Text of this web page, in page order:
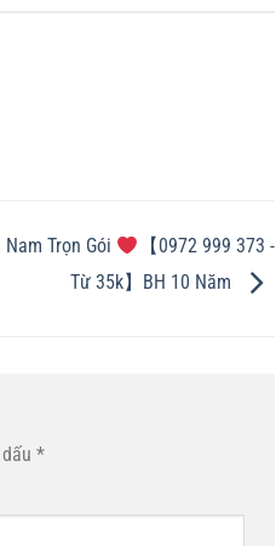
Trọn Gói
【0972 999 373 -
Từ 35k】BH 10 Năm
*